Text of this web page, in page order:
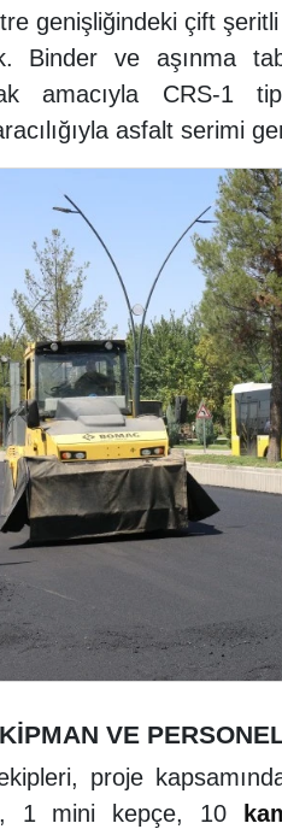
genişliğindeki çift
Binder ve aşınma
amacıyla CRS-1
asfalt serimi
VE
proje
1 mini kepçe, 10